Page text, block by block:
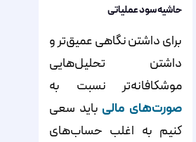
حاشیه سود عملیاتی
برای داشتن نگاهی عمیق‌تر و
داشتن تحلیل‌هایی
موشکافانه‌تر نسبت به
صورت‌های مالی باید سعی
کنیم به اغلب حساب‌های